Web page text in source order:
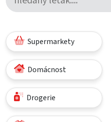
Supermarkety
Domácnost
Drogerie